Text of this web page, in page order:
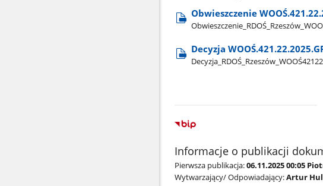
Obwieszczenie
Decyzja
Informacje o publikacji
Pierwsza publikacja:06.11.2025 00:05
Wytwarzający/ Odpowiadający:Artur